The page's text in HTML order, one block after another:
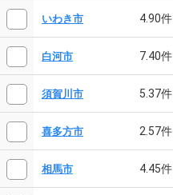
いわき市 4.90件
白河市 7.40件
須賀川市 5.37件
喜多方市 2.57件
相馬市 4.45件